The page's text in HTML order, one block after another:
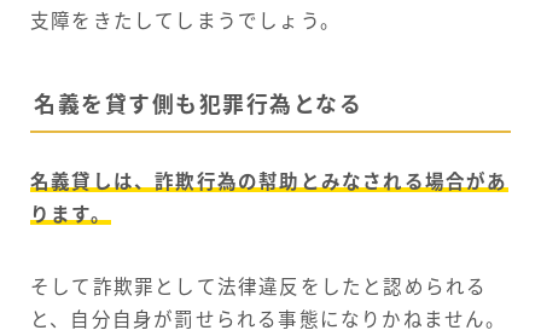
支障をきたしてしまうでしょう。
名義を貸す側も犯罪行為となる
名義貸しは、詐欺行為の幇助とみなされる場合があ
ります。
そして詐欺罪として法律違反をしたと認められる
と、自分自身が罰せられる事態になりかねません。